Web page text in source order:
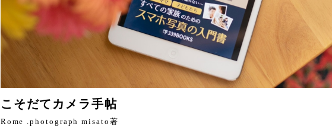
こそだてカメラ手帖
Rome .photograph misato著